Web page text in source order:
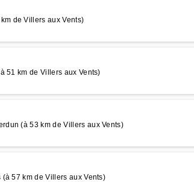
de Villers aux Vents)
51 km de Villers aux Vents)
(à 53 km de Villers aux Vents)
57 km de Villers aux Vents)